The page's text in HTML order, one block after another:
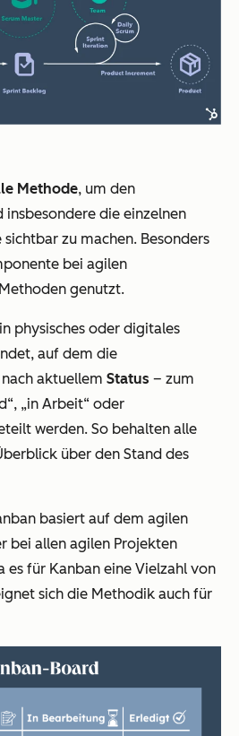
Methode, um den
insbesondere die einzelnen
zu machen. Besonders
bei agilen
genutzt.
physisches oder digitales
auf dem die
aktuellem Status – zum
„in Arbeit“ oder
werden. So behalten alle
über den Stand des
basiert auf dem agilen
bei allen agilen Projekten
es für Kanban eine Vielzahl von
sich die Methodik auch für